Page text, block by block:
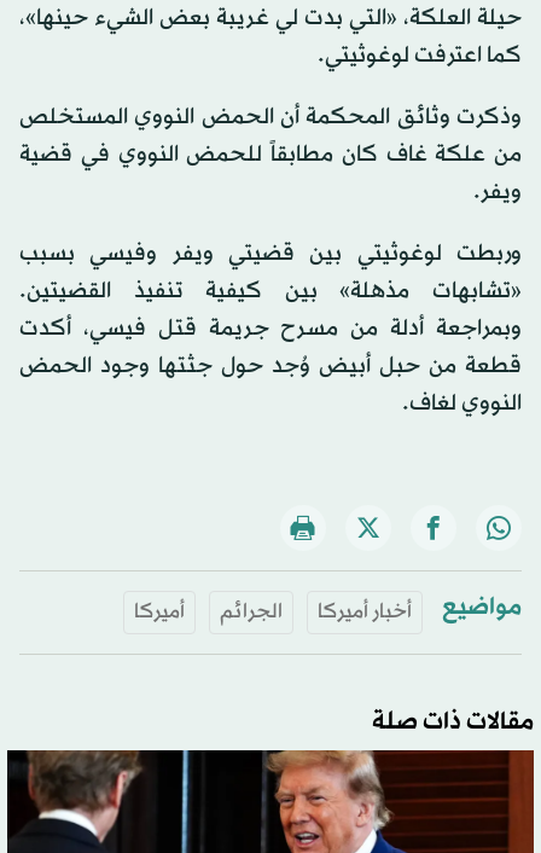
حيلة العلكة، «التي بدت لي غريبة بعض الشيء حينها»،
كما اعترفت لوغوثيتي.
وذكرت وثائق المحكمة أن الحمض النووي المستخلص
من علكة غاف كان مطابقاً للحمض النووي في قضية
ويفر.
وربطت لوغوثيتي بين قضيتي ويفر وفيسي بسبب
«تشابهات مذهلة» بين كيفية تنفيذ القضيتين.
وبمراجعة أدلة من مسرح جريمة قتل فيسي، أكدت
قطعة من حبل أبيض وُجد حول جثتها وجود الحمض
النووي لغاف.
مواضيع أخبار أميركا الجرائم أميركا
مقالات ذات صلة